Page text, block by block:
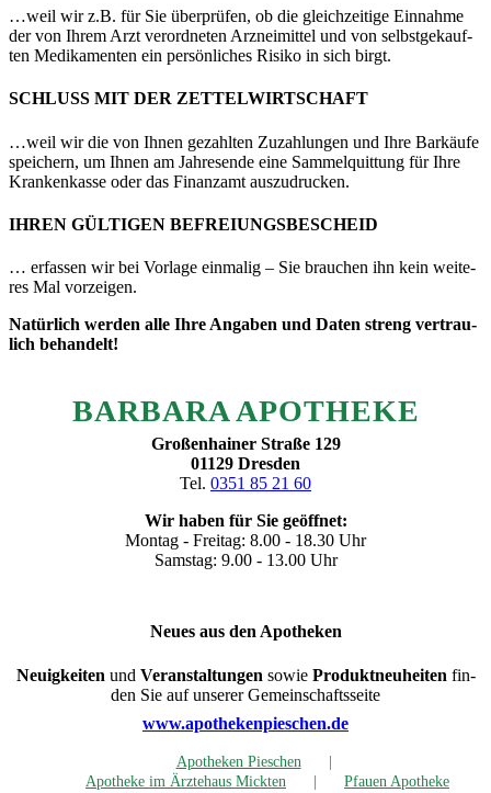
…weil wir z.B. für Sie über­prü­fen, ob die gleich­zei­ti­ge Ein­nah­me
der von Ihrem Arzt ver­ord­ne­ten Arz­nei­mit­tel und von selbst­ge­kauf­
ten Medi­ka­men­ten ein per­sön­li­ches Risi­ko in sich birgt.
SCHLUSS MIT DER ZETTELWIRTSCHAFT
…weil wir die von Ihnen gezahl­ten Zuzah­lun­gen und Ihre Bar­käu­fe
spei­chern, um Ihnen am Jah­res­en­de eine Sam­mel­quit­tung für Ihre
Kran­ken­kas­se oder das Finanz­amt auszudrucken.
IHREN GÜL­TI­GEN BEFREIUNGSBESCHEID
… erfas­sen wir bei Vor­la­ge ein­ma­lig – Sie brau­chen ihn kein wei­te­
res Mal vorzeigen.
Natür­lich wer­den alle Ihre Anga­ben und Daten streng ver­trau­
lich behandelt!
BAR­BA­RA APOTHEKE
Gro­ßen­hai­ner Stra­ße 129
01129 Dres­den
Tel. 0351 85 21 60
Wir haben für Sie geöffnet:
Mon­tag - Frei­tag: 8.00 - 18.30 Uhr
Sams­tag: 9.00 - 13.00 Uhr
Neu­es aus den Apotheken
Neu­ig­kei­ten und Ver­an­stal­tun­gen sowie Pro­dukt­neu­hei­ten fin­
den Sie auf unse­rer Gemeinschaftsseite
www.apothekenpieschen.de
Apo­the­ken Pieschen
Apo­the­ke im Ärz­te­haus Mickten
Pfau­en Apotheke